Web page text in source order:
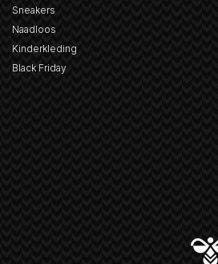
Sneakers
Naadloos
Kinderkleding
Black Friday